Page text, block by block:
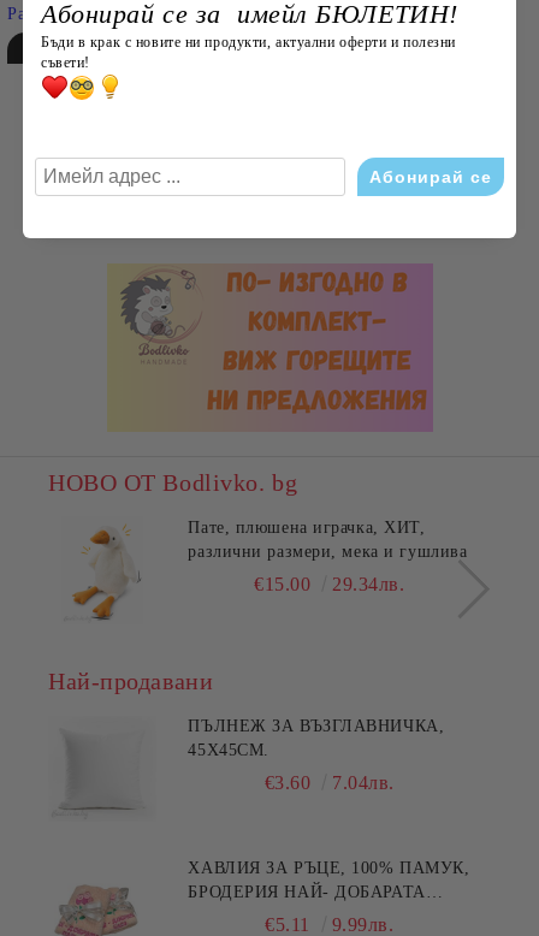
Разширено търсене
НОВО ОТ Bodlivko. bg
Пате, плюшена играчка, ХИТ,
различни размери, мека и гушлива
€15.00 29.34лв.
Най-продавани
ПЪЛНЕЖ ЗА ВЪЗГЛАВНИЧКА,
45X45СМ.
€3.60 7.04лв.
ХАВЛИЯ ЗА РЪЦЕ, 100% ПАМУК,
БРОДЕРИЯ НАЙ- ДОБАРАТА
МАЙКА/БАБА , РАЗМЕР:
€5.11 9.99лв.
Абонирай се за имейл БЮЛЕТИН!
Бъди в крак с новите ни продукти, актуални оферти и полезни
съвети!